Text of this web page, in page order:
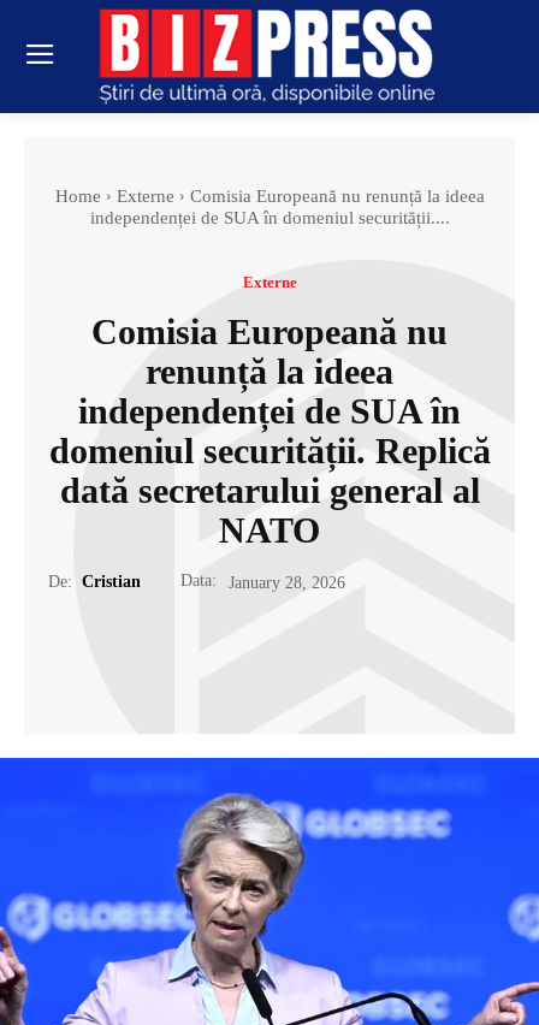
Home Externe
Comisia Europeană nu renunță la ideea
independenței de SUA în domeniul securității....
Externe
Comisia Europeană nu
renunță la ideea
independenței de SUA în
domeniul securității. Replică
dată secretarului general al
NATO
De: Cristian Data: January 28, 2026